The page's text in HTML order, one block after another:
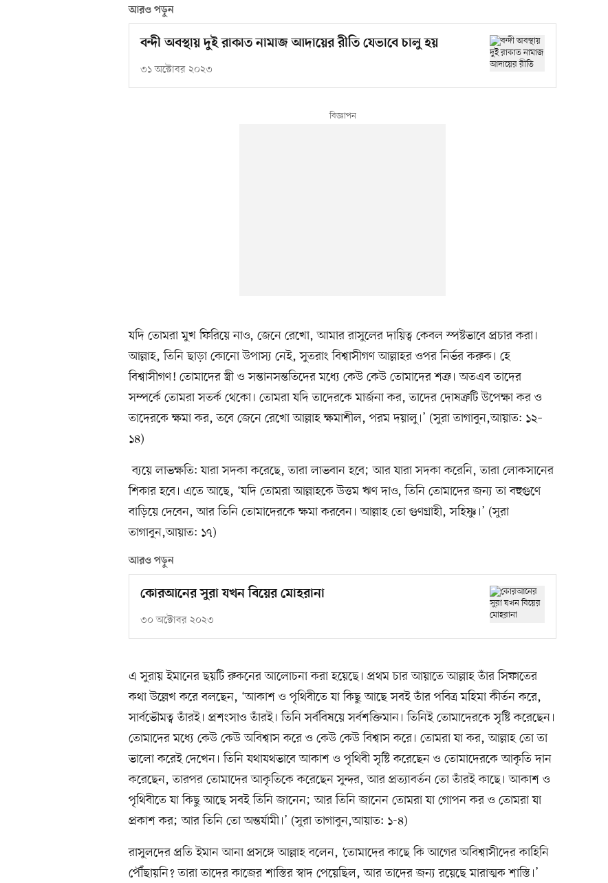
আরও পড়ুন
বন্দী অবস্থায় দুই রাকাত নামাজ আদায়ের রীতি যেভাবে চালু হয়
৩১ অক্টোবর ২০২৩
যদি তোমরা মুখ ফিরিয়ে নাও, জেনে রেখো, আমার রাসুলের দায়িত্ব কেবল স্পষ্টভাবে প্রচার করা।
আল্লাহ, তিনি ছাড়া কোনো উপাস্য নেই, সুতরাং বিশ্বাসীগণ আল্লাহর ওপর নির্ভর করুক। হে
বিশ্বাসীগণ! তোমাদের স্ত্রী ও সন্তানসন্ততিদের মধ্যে কেউ কেউ তোমাদের শত্রু। অতএব তাদের
সম্পর্কে তোমরা সতর্ক থেকো। তোমরা যদি তাদেরকে মার্জনা কর, তাদের দোষত্রুটি উপেক্ষা কর ও
তাদেরকে ক্ষমা কর, তবে জেনে রেখো আল্লাহ ক্ষমাশীল, পরম দয়ালু।’ (সুরা তাগাবুন,আয়াত: ১২–
১৪)
ব্যয়ে লাভক্ষতি: যারা সদকা করেছে, তারা লাভবান হবে; আর যারা সদকা করেনি, তারা লোকসানের
শিকার হবে। এতে আছে, ‘যদি তোমরা আল্লাহকে উত্তম ঋণ দাও, তিনি তোমাদের জন্য তা বহুগুণে
বাড়িয়ে দেবেন, আর তিনি তোমাদেরকে ক্ষমা করবেন। আল্লাহ তো গুণগ্রাহী, সহিষ্ণু।’ (সুরা
তাগাবুন,আয়াত: ১৭)
আরও পড়ুন
কোরআনের সুরা যখন বিয়ের মোহরানা
৩০ অক্টোবর ২০২৩
এ সুরায় ইমানের ছয়টি রুকনের আলোচনা করা হয়েছে। প্রথম চার আয়াতে আল্লাহ তাঁর সিফাতের
কথা উল্লেখ করে বলছেন, ‘আকাশ ও পৃথিবীতে যা কিছু আছে সবই তাঁর পবিত্র মহিমা কীর্তন করে,
সার্বভৌমত্ব তাঁরই। প্রশংসাও তাঁরই। তিনি সর্ববিষয়ে সর্বশক্তিমান। তিনিই তোমাদেরকে সৃষ্টি করেছেন।
তোমাদের মধ্যে কেউ কেউ অবিশ্বাস করে ও কেউ কেউ বিশ্বাস করে। তোমরা যা কর, আল্লাহ তো তা
ভালো করেই দেখেন। তিনি যথাযথভাবে আকাশ ও পৃথিবী সৃষ্টি করেছেন ও তোমাদেরকে আকৃতি দান
করেছেন, তারপর তোমাদের আকৃতিকে করেছেন সুন্দর, আর প্রত্যাবর্তন তো তাঁরই কাছে। আকাশ ও
পৃথিবীতে যা কিছু আছে সবই তিনি জানেন; আর তিনি জানেন তোমরা যা গোপন কর ও তোমরা যা
প্রকাশ কর; আর তিনি তো অন্তর্যামী।’ (সুরা তাগাবুন,আয়াত: ১-৪)
রাসুলদের প্রতি ইমান আনা প্রসঙ্গে আল্লাহ বলেন, ‘তোমাদের কাছে কি আগের অবিশ্বাসীদের কাহিনি
পৌঁছায়নি? তারা তাদের কাজের শাস্তির স্বাদ পেয়েছিল, আর তাদের জন্য রয়েছে মারাত্মক শাস্তি।’